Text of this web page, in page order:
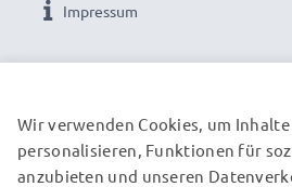
Impressum
UNSERE VERSANDPARTNER
Wir verwenden Cookies, um
personalisieren, Funktionen für
anzubieten und unseren